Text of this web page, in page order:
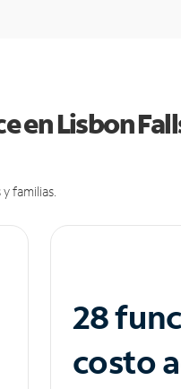
en Lisbon
familias.
28
costo